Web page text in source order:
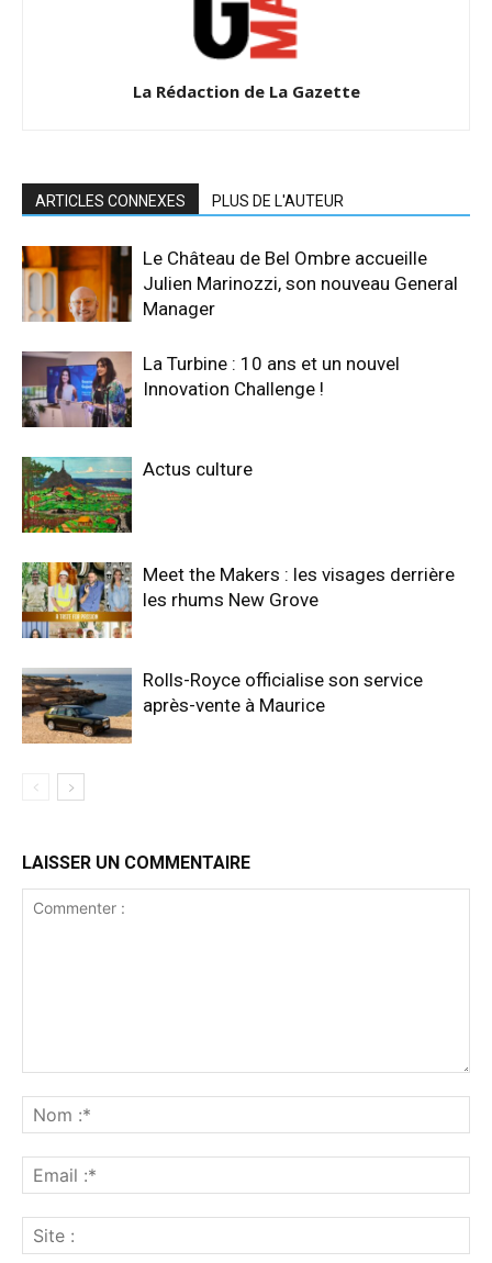
La Rédaction de La Gazette
ARTICLES CONNEXES PLUS DE L'AUTEUR
Le Château de Bel Ombre accueille
Julien Marinozzi, son nouveau General
Manager
La Turbine : 10 ans et un nouvel
Innovation Challenge !
Actus culture
Meet the Makers : les visages derrière
les rhums New Grove
Rolls-Royce officialise son service
après-vente à Maurice
LAISSER UN COMMENTAIRE